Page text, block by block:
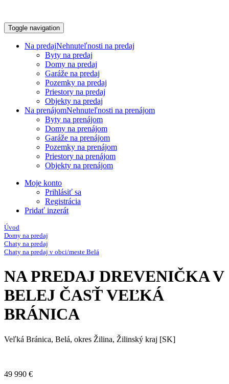
Toggle navigation
Na predajNehnuteľnosti na predaj
Byty na predaj
Domy na predaj
Garáže na predaj
Pozemky na predaj
Priestory na predaj
Objekty na predaj
Na prenájomNehnuteľnosti na prenájom
Byty na prenájom
Domy na prenájom
Garáže na prenájom
Pozemky na prenájom
Priestory na prenájom
Objekty na prenájom
Moje konto
Prihlásiť sa
Registrácia
Pridať inzerát
Úvod
Domy na predaj
Chaty na predaj
Chaty na predaj v obci/meste Belá
NA PREDAJ DREVENIČKA V
BELEJ ČASŤ VEĽKÁ
BRÁNICA
Veľká Bránica, Belá, okres Žilina, Žilinský kraj [SK]
49 990 €